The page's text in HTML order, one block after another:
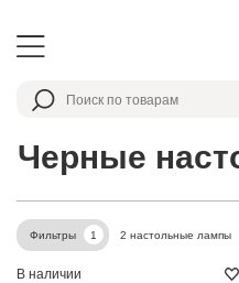
Черные
Фильтры 1 2 настольные лампы
В наличии